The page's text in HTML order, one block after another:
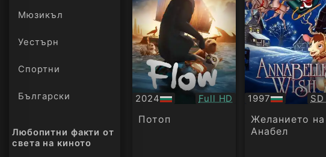
Мюзикъл
Уестърн
Спортни
Български
Любопитни факти от
света на киното
2024
БГ
аудио
Качество:
Full HD
Потоп
1997
БГ
аудио
Желанието на
Анабел